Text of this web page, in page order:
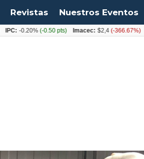
Revistas Nuestros Eventos
(-0.50 pts) Imacec: $2,4(-366.67%) TPM: